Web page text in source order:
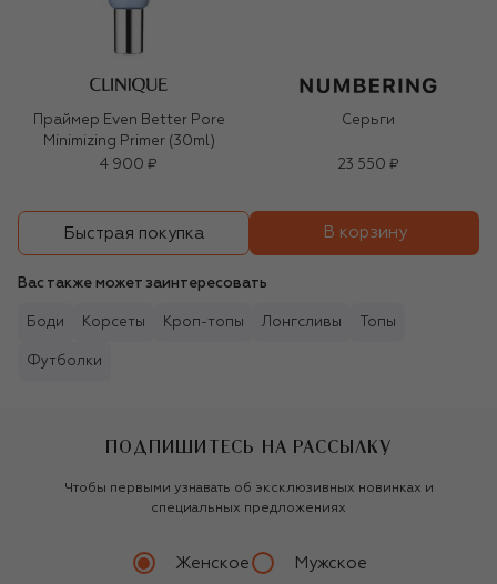
Праймер Even Better Pore
Minimizing Primer (30ml)
4 900 ₽
Серьги
23 550 ₽
Быстрая покупка В корзину
Вас также может заинтересовать
Боди Корсеты Кроп-топы Лонгсливы Топы
Футболки
ПОДПИШИТЕСЬ НА РАССЫЛКУ
Чтобы первыми узнавать об эксклюзивных новинках и
специальных предложениях
Женское Мужское